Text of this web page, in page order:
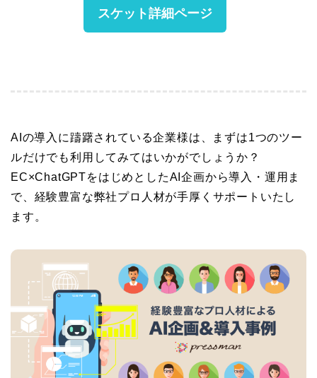
スケット詳細ページ
AIの導入に躊躇されている企業様は、まずは1つのツー
ルだけでも利用してみてはいかがでしょうか？
EC×ChatGPTをはじめとしたAI企画から導入・運用ま
で、経験豊富な弊社プロ人材が手厚くサポートいたし
ます。